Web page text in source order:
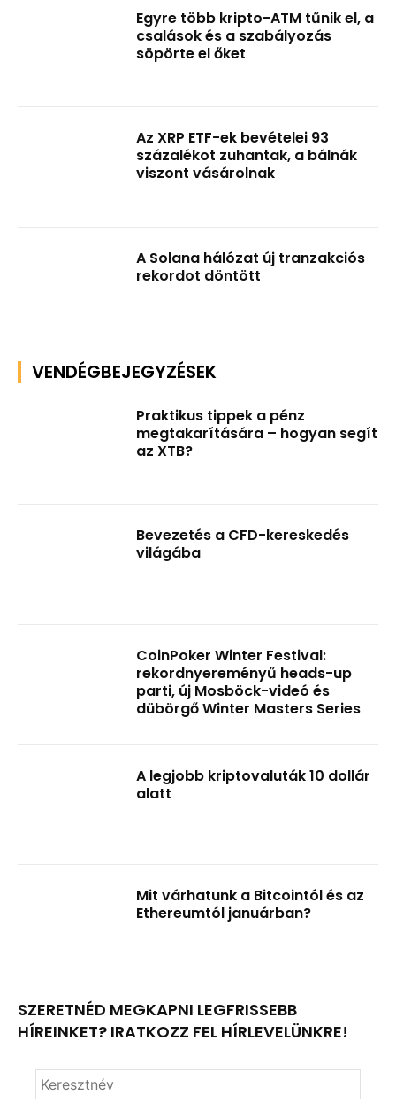
Egyre több kripto-ATM tűnik el, a
csalások és a szabályozás
söpörte el őket
Az XRP ETF-ek bevételei 93
százalékot zuhantak, a bálnák
viszont vásárolnak
A Solana hálózat új tranzakciós
rekordot döntött
VENDÉGBEJEGYZÉSEK
Praktikus tippek a pénz
megtakarítására – hogyan segít
az XTB?
Bevezetés a CFD-kereskedés
világába
CoinPoker Winter Festival:
rekordnyereményű heads-up
parti, új Mosböck-videó és
dübörgő Winter Masters Series
A legjobb kriptovaluták 10 dollár
alatt
Mit várhatunk a Bitcointól és az
Ethereumtól januárban?
SZERETNÉD MEGKAPNI LEGFRISSEBB
HÍREINKET? IRATKOZZ FEL HÍRLEVELÜNKRE!